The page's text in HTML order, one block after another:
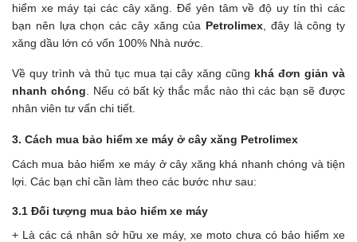
hiểm xe máy tại các cây xăng. Để yên tâm về độ uy tín thì các
bạn nên lựa chọn các cây xăng của Petrolimex , đây là công ty
xăng dầu lớn có vốn 100% Nhà nước.
Về quy trình và thủ tục mua tại cây xăng cũng khá đơn giản và
nhanh chóng . Nếu có bất kỳ thắc mắc nào thì các bạn sẽ được
nhân viên tư vấn chi tiết.
3. Cách mua bảo hiểm xe máy ở cây xăng Petrolimex
Cách mua bảo hiểm xe máy ở cây xăng khá nhanh chóng và tiện
lợi. Các bạn chỉ cần làm theo các bước như sau:
3.1 Đối tượng mua bảo hiểm xe máy
+ Là các cá nhân sở hữu xe máy, xe moto chưa có bảo hiểm xe